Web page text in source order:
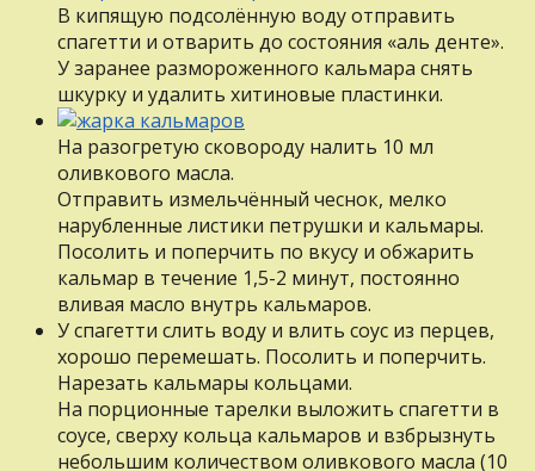
В кипящую подсолённую воду отправить
спагетти и отварить до состояния «аль денте».
У заранее размороженного кальмара снять
шкурку и удалить хитиновые пластинки.
На разогретую сковороду налить 10 мл
оливкового масла.
Отправить измельчённый чеснок, мелко
нарубленные листики петрушки и кальмары.
Посолить и поперчить по вкусу и обжарить
кальмар в течение 1,5-2 минут, постоянно
вливая масло внутрь кальмаров.
У спагетти слить воду и влить соус из перцев,
хорошо перемешать. Посолить и поперчить.
Нарезать кальмары кольцами.
На порционные тарелки выложить спагетти в
соусе, сверху кольца кальмаров и взбрызнуть
небольшим количеством оливкового масла (10